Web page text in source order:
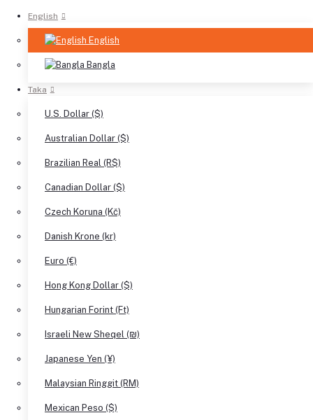
English
English
Bangla
Taka
U.S. Dollar ($)
Australian Dollar ($)
Brazilian Real (R$)
Canadian Dollar ($)
Czech Koruna (Kč)
Danish Krone (kr)
Euro (€)
Hong Kong Dollar ($)
Hungarian Forint (Ft)
Israeli New Sheqel (₪)
Japanese Yen (¥)
Malaysian Ringgit (RM)
Mexican Peso ($)